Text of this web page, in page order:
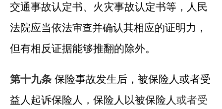
交通事故认定书、火灾事故认定书等，人民
法院应当依法审查并确认其相应的证明力，
但有相反证据能够推翻的除外。
第十九条 保险事故发生后，被保险人或者受
益人起诉保险人，保险人以被保险人或者受